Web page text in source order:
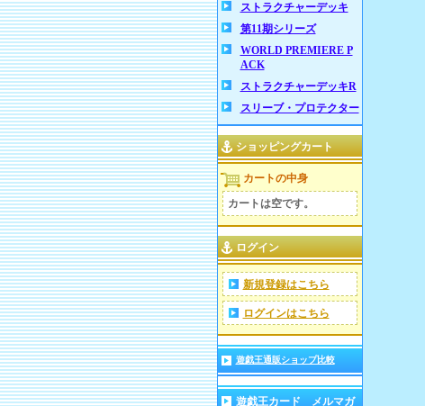
ストラクチャーデッキ
第11期シリーズ
WORLD PREMIERE P
ACK
ストラクチャーデッキR
スリーブ・プロテクター
ショッピングカート
カートの中身
カートは空です。
ログイン
新規登録はこちら
ログインはこちら
遊戯王通販ショップ比較
遊戯王カード メルマガ